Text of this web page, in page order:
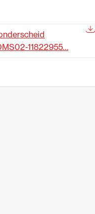
11822955…
op
op de
bij hun